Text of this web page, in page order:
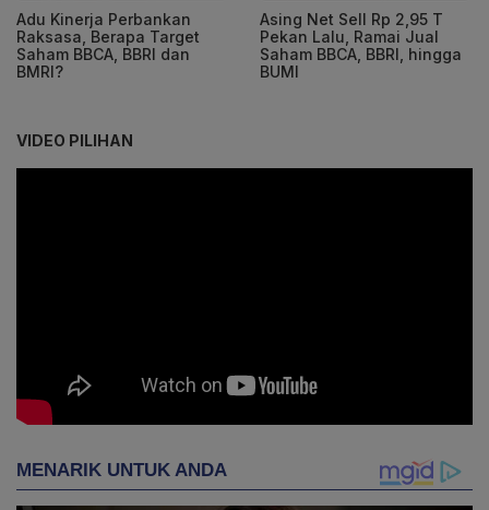
Adu Kinerja Perbankan
Raksasa, Berapa Target
Saham BBCA, BBRI dan
BMRI?
Asing Net Sell Rp 2,95 T
Pekan Lalu, Ramai Jual
Saham BBCA, BBRI, hingga
BUMI
VIDEO PILIHAN